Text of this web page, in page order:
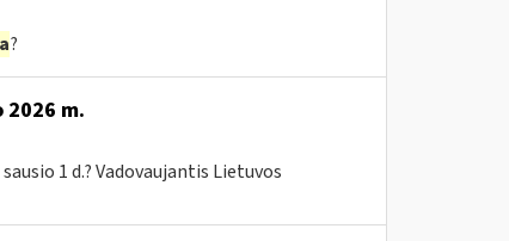
?
m.
1 d.? Vadovaujantis Lietuvos